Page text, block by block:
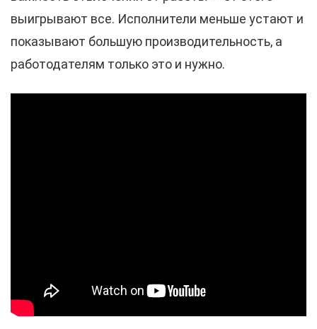
выигрывают все. Исполнители меньше устают и
показывают большую производительность, а
работодателям только это и нужно.